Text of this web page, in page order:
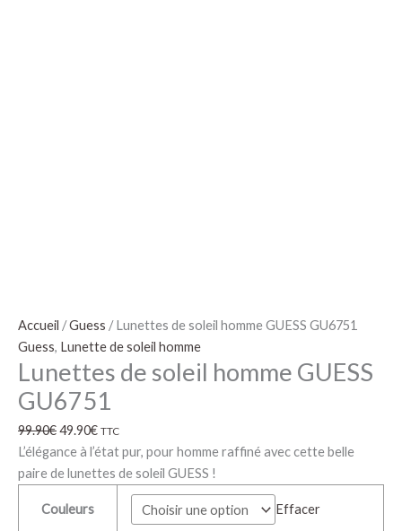
Accueil /Guess / Lunettes de soleil homme GUESS GU6751
Guess, Lunette de soleil homme
Lunettes de soleil homme GUESS
GU6751
99.90€49.90€ TTC
L’élégance à l’état pur, pour homme raffiné avec cette belle
paire de lunettes de soleil GUESS !
Couleurs Effacer